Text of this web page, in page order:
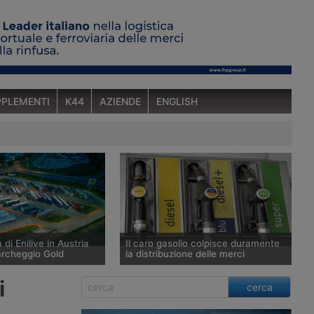
K44 AZIENDE ENGLISH
di Enilive in Austria
Gold
bei Schärding, lungo
Innkreis, il primo
Il caro gasolio colpisce duramente
la distribuzione delle merci
Secondo l’Ufficio studi della Cgia il
prezzo del gasolio è salito del 20,9%
cerca